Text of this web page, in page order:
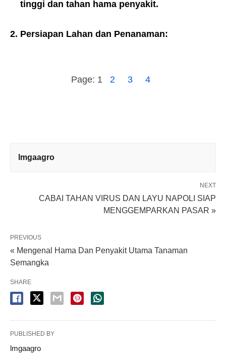
tinggi dan tahan hama penyakit.
2. Persiapan Lahan dan Penanaman:
Page: 1 2 3 4
lmgaagro
NEXT
CABAI TAHAN VIRUS DAN LAYU NAPOLI SIAP
MENGGEMPARKAN PASAR »
PREVIOUS
« Mengenal Hama Dan Penyakit Utama Tanaman
Semangka
SHARE
PUBLISHED BY
lmgaagro